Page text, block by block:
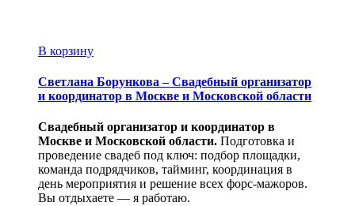
В корзину
Светлана Борункова – Свадебный организатор
и координатор в Москве и Московской области
Свадебный организатор и координатор в
Москве и Московской области. Подготовка и
проведение свадеб под ключ: подбор площадки,
команда подрядчиков, тайминг, координация в
день мероприятия и решение всех форс-мажоров.
Вы отдыхаете — я работаю.